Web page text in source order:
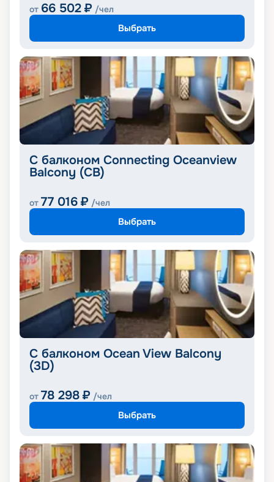
от 66 502 ₽ /чел
Выбрать
С балконом Connecting Oceanview
Balcony (CB)
от 77 016 ₽ /чел
Выбрать
С балконом Ocean View Balcony
(3D)
от 78 298 ₽ /чел
Выбрать